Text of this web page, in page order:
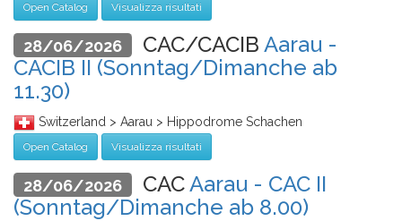
Open Catalog Visualizza risultati
28/06/2026 CAC/CACIB Aarau -
CACIB II (Sonntag/Dimanche ab
11.30)
Switzerland > Aarau > Hippodrome Schachen
Open Catalog Visualizza risultati
28/06/2026 CACAarau - CAC II
(Sonntag/Dimanche ab 8.00)